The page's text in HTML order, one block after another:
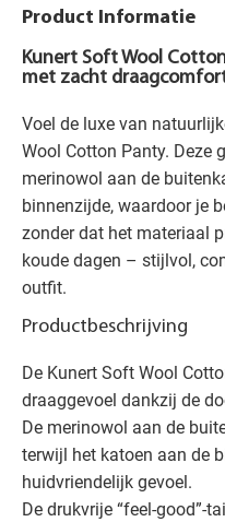
Product Informatie
Kunert Soft Wool
met zacht
Voel de luxe van
Wool Cotton Panty. Deze
merinowol aan de
binnenzijde, waardoor je
zonder dat het materiaal
koude dagen – stijlvol,
outfit.
Productbeschrijving
De Kunert Soft Wool
draaggevoel dankzij de
De merinowol aan de
terwijl het katoen aan de
huidvriendelijk gevoel.
De drukvrije “feel-good”-